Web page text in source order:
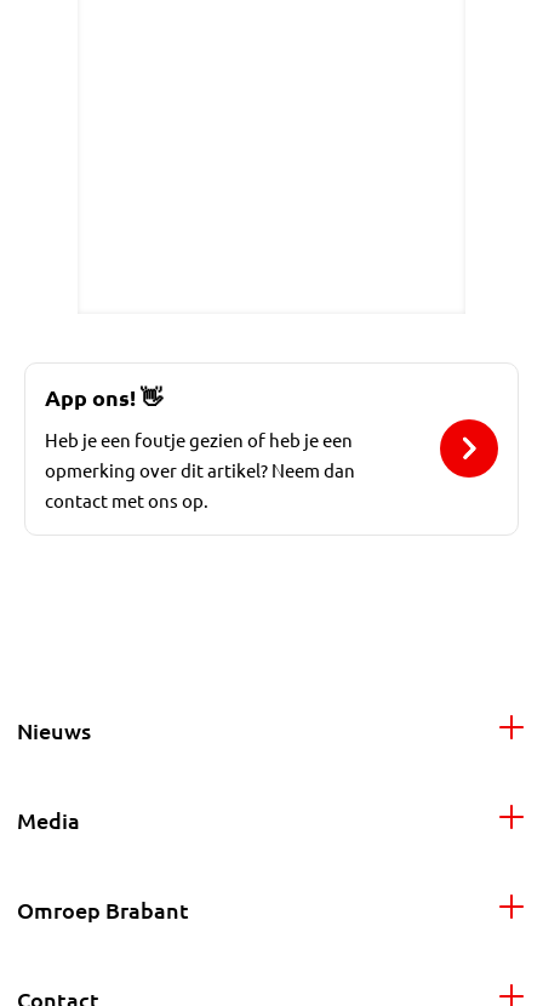
App ons!👋
Heb je een foutje gezien of heb je een
opmerking over dit artikel? Neem dan
contact met ons op.
Nieuws
Media
Omroep Brabant
Contact